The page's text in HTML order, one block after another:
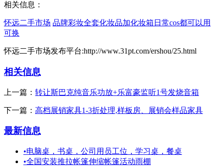
相关信息：
怀远二手市场 品牌彩妆全套化妆品加化妆箱日常cos都可以用
可换
怀远二手市场发布平台:http://www.31pt.com/ershou/25.html
相关信息
上一篇： 转让斯巴克纯音乐功放+乐富豪监听1号发烧音箱
下一篇： 高档展销家具1-3折处理,样板房、展销会样品家具
最新信息
•电脑桌，书桌，公司用员工位，学习桌，餐桌
•全国安装推拉帐篷伸缩帐篷活动雨棚